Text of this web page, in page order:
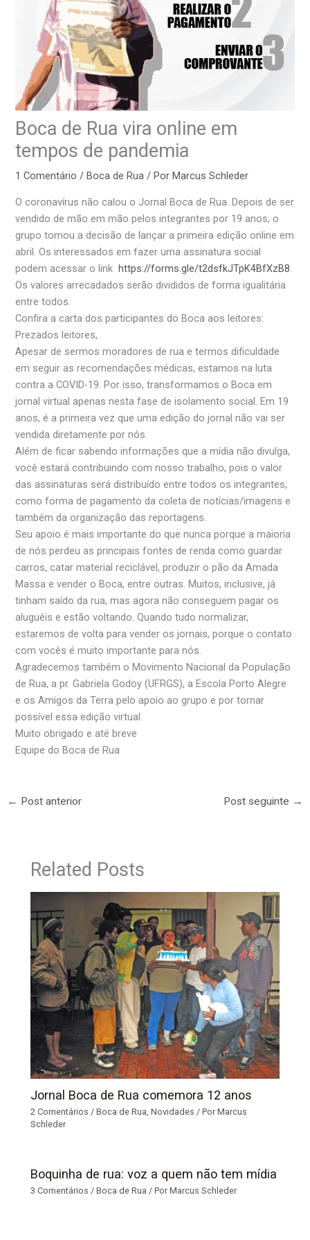
Boca de Rua vira online em
tempos de pandemia
1 Comentário / Boca de Rua / Por Marcus Schleder
O coronavírus não calou o Jornal Boca de Rua. Depois de ser
vendido de mão em mão pelos integrantes por 19 anos, o
grupo tomou a decisão de lançar a primeira edição online em
abril. Os interessados em fazer uma assinatura social
podem acessar o linkhttps://forms.gle/t2dsfkJTpK4BfXzB8.
Os valores arrecadados serão divididos de forma igualitária
entre todos.
Confira a carta dos participantes do Boca aos leitores:
Prezados leitores,
Apesar de sermos moradores de rua e termos dificuldade
em seguir as recomendações médicas, estamos na luta
contra a COVID-19. Por isso, transformamos o Boca em
jornal virtual apenas nesta fase de isolamento social. Em 19
anos, é a primeira vez que uma edição do jornal não vai ser
vendida diretamente por nós.
Além de ficar sabendo informações que a mídia não divulga,
você estará contribuindo com nosso trabalho, pois o valor
das assinaturas será distribuído entre todos os integrantes,
como forma de pagamento da coleta de notícias/imagens e
também da organização das reportagens.
Seu apoio é mais importante do que nunca porque a maioria
de nós perdeu as principais fontes de renda como guardar
carros, catar material reciclável, produzir o pão da Amada
Massa e vender o Boca, entre outras. Muitos, inclusive, já
tinham saído da rua, mas agora não conseguem pagar os
aluguéis e estão voltando. Quando tudo normalizar,
estaremos de volta para vender os jornais, porque o contato
com vocês é muito importante para nós.
Agradecemos também o Movimento Nacional da População
de Rua, a pr. Gabriela Godoy (UFRGS), a Escola Porto Alegre
e os Amigos da Terra pelo apoio ao grupo e por tornar
possível essa edição virtual.
Muito obrigado e até breve
Equipe do Boca de Rua
← Post anterior Post seguinte →
Related Posts
Jornal Boca de Rua comemora 12 anos
2 Comentários /Boca de Rua ,Novidades / PorMarcus
Schleder
Boquinha de rua: voz a quem não tem mídia
3 Comentários /Boca de Rua / PorMarcus Schleder